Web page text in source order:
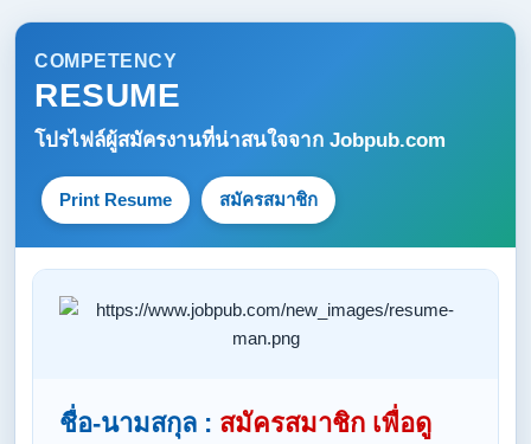
COMPETENCY
RESUME
โปรไฟล์ผู้สมัครงานที่น่าสนใจจาก Jobpub.com
Print Resume สมัครสมาชิก
ชื่อ-นามสกุล : สมัครสมาชิก เพื่อดู